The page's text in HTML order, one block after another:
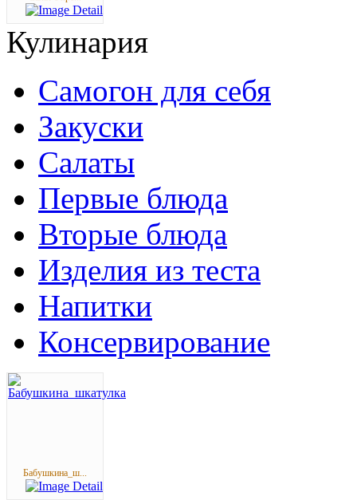
Кулинария
Самогон для себя
Закуски
Салаты
Первые блюда
Вторые блюда
Изделия из теста
Напитки
Консервирование
Бабушкина_ш...